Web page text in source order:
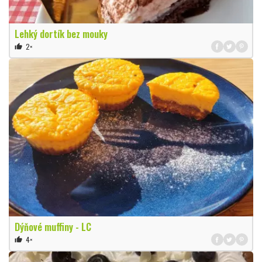
Lehký dortík bez mouky
thumb_up 2×
Dýňové muffiny - LC
thumb_up 4×